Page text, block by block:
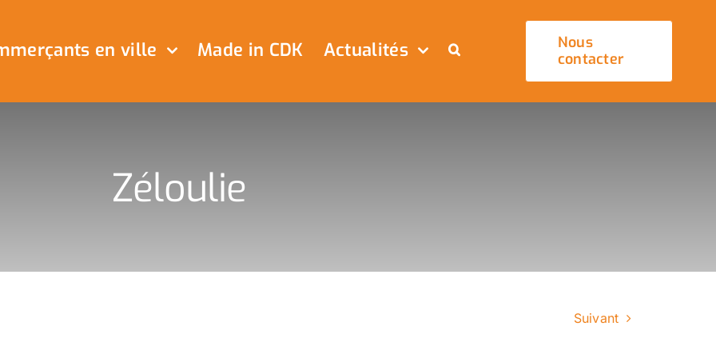
en ville Made in CDK Actualités
Nous
contacter
Zéloulie
Suivant